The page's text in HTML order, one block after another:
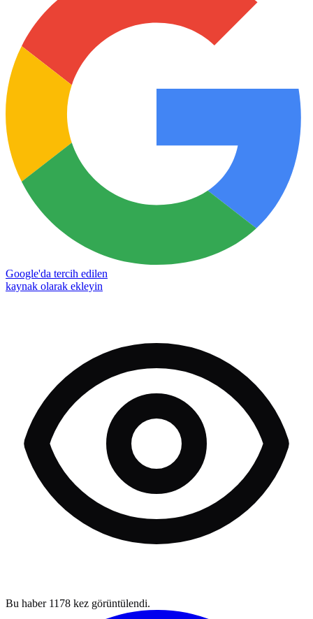
Google'da tercih edilen
kaynak olarak ekleyin
Bu haber 1178 kez görüntülendi.